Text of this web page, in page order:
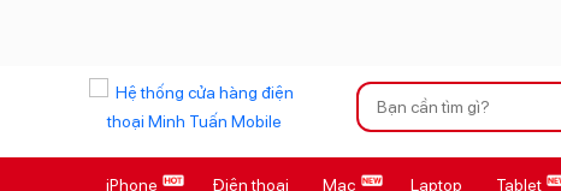
Xu hướng tìm kiếm
iPhone Điện thoại Mac Laptop Tablet